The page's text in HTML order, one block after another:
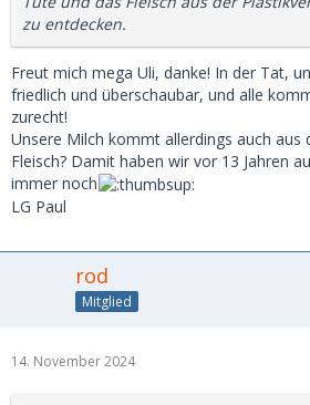
zu entdecken.
Freut mich mega Uli, danke! In der Tat,
friedlich und überschaubar, und alle
zurecht!
Unsere Milch kommt allerdings auch aus
Fleisch? Damit haben wir vor 13 Jahren
immer noch
LG Paul
rod
Mitglied
14. November 2024